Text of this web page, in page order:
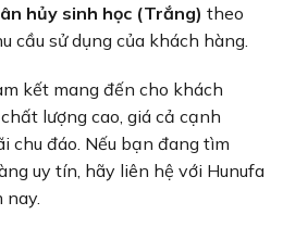
hủy sinh học (Trắng) theo
cầu sử dụng của khách hàng.
kết mang đến cho khách
lượng cao, giá cả cạnh
chu đáo. Nếu bạn đang tìm
uy tín, hãy liên hệ với Hunufa
nay.